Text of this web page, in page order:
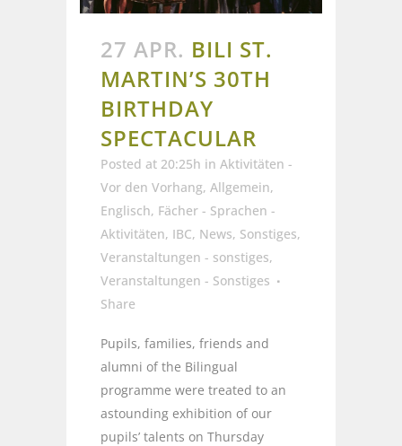
27 APR. BILI ST.
MARTIN’S 30TH
BIRTHDAY
SPECTACULAR
Posted at 20:25h in Aktivitäten -
Vor den Vorhang, Allgemein,
Englisch, Fächer - Sprachen -
Aktivitäten, IBC, News, Sonstiges,
Veranstaltungen - sonstiges,
Veranstaltungen - Sonstiges
Share
Pupils, families, friends and
alumni of the Bilingual
programme were treated to an
astounding exhibition of our
pupils’ talents on Thursday